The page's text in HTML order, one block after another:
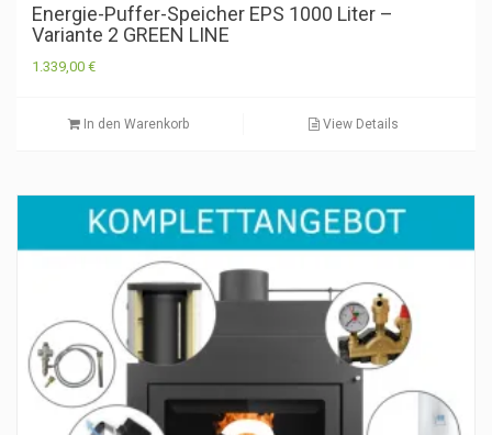
Energie-Puffer-Speicher EPS 1000 Liter –
Variante 2 GREEN LINE
1.339,00 €
In den Warenkorb View Details